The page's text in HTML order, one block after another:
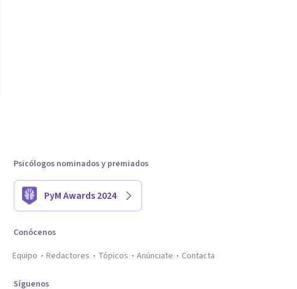
Psicólogos nominados y premiados
PyM Awards 2024
Conócenos
Equipo
Redactores Tópicos Anúnciate Contacta
Síguenos